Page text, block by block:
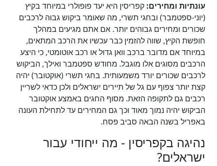
עונתיות ומחירים: קפריסין היא יעד פופולרי במיוחד בקיץ
(יוני-ספטמבר) ובחגי תשרי, מה שאומר ביקוש גבוה לרכבים
שכורים ומחירים גבוהים יותר. אם אתם מגיעים במהלך
חופשת הקיץ, שווה להזמין כבר עכשיו את הרכב המתאים,
במיוחד אם מדובר ברכב וואן גדול או רכב אוטומטי, כי היצע
הרכבים מסוגים אלו מוגבל. מחודש ספטמבר ואילך, הביקוש
לרכבים שכורים יורד משמעותית. בחגי תשרי (אוקטובר) יהיה
קצת יותר צפוף עם גל של תיירים ישראלים ולכן כדאי לשריין
רכבים גם לתקופה הזאת. מסוף החגים באמצע אוקטובר
הביקוש יהיה נמוך מאוד וכך גם המחירים עד לתחילת העונה
באפריל בשנה הבאה סביב פסח.
נהיגה בקפריסין - מה ייחודי עבור
ישראלים?